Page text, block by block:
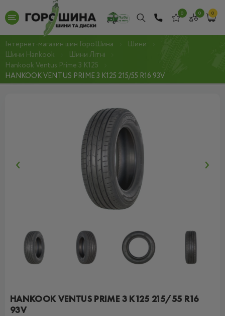
0 0 0
Інтернет-магазин шин ГороШина
Шини
Шини Hankook
Шини Літні
Hankook Ventus Prime 3 K125
HANKOOK VENTUS PRIME 3 K125 215/55 R16 93V
HANKOOK VENTUS PRIME 3 K125 215/55 R16
93V